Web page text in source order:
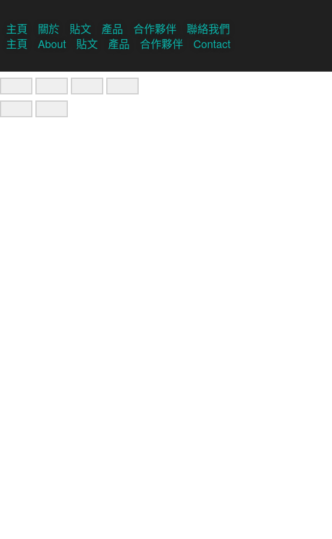
主頁 關於 貼文 產品 合作夥伴
聯絡我們
主頁
About 貼文 產品 合作夥伴 Contact